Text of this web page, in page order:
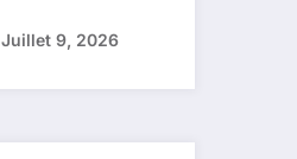
Juillet 9, 2026